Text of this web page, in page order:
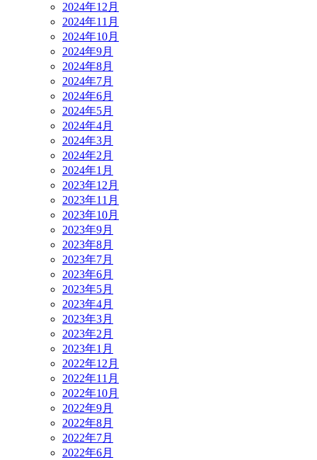
2024年12月
2024年11月
2024年10月
2024年9月
2024年8月
2024年7月
2024年6月
2024年5月
2024年4月
2024年3月
2024年2月
2024年1月
2023年12月
2023年11月
2023年10月
2023年9月
2023年8月
2023年7月
2023年6月
2023年5月
2023年4月
2023年3月
2023年2月
2023年1月
2022年12月
2022年11月
2022年10月
2022年9月
2022年8月
2022年7月
2022年6月